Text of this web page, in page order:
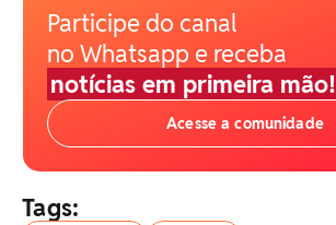
Participe do canal
no Whatsapp e receba
notícias em primeira mão!
Acesse a comunidade
Tags: